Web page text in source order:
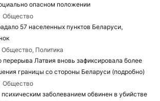
опасном положении
Общество
57 населенных пунктов Беларуси,
Общество, Политика
перерыва Латвия вновь зафиксировала более
границы со стороны Беларуси (подробно)
Общество
заболеванием обвинен в убийстве